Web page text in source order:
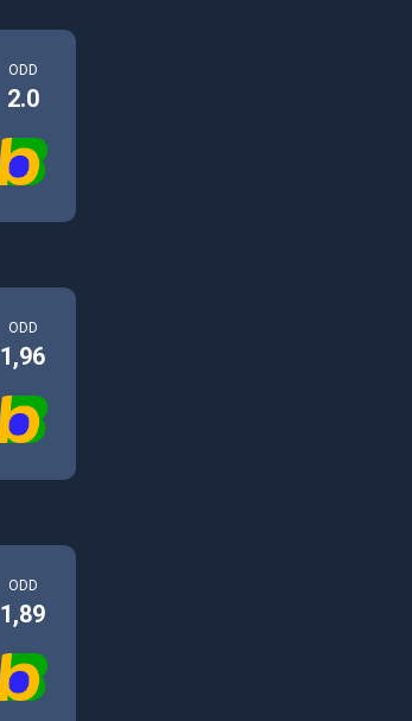
ODD
2.0
ODD
1,96
ODD
1,89